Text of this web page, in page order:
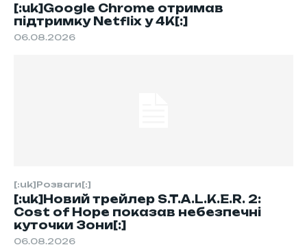
[:uk]Google Chrome отримав
підтримку Netflix у 4K[:]
06.08.2026
[:uk]Розваги[:]
[:uk]Новий трейлер S.T.A.L.K.E.R. 2:
Cost of Hope показав небезпечні
куточки Зони[:]
06.08.2026